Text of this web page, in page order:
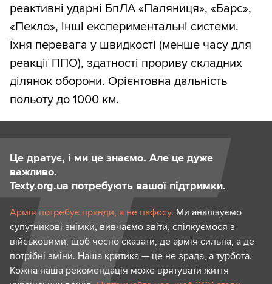
реактивні ударні БпЛА «Паляниця», «Барс»,
«Пекло», інші експериментальні системи.
Їхня перевага у швидкості (менше часу для
реакції ППО), здатності прориву складних
ділянок оборони. Орієнтовна дальність
польоту до 1000 км.
Це дратує, і ми це знаємо. Але це дуже
важливо.
Texty.org.ua потребують вашої підтримки.
Армія потребує правди, а не пафосу. Ми аналізуємо
супутникові знімки, вивчаємо звіти, спілкуємося з
військовими, щоб чесно сказати, де армія сильна, а де
потрібні зміни. Наша критика — це не зрада, а турбота.
Кожна наша рекомендація може врятувати життя